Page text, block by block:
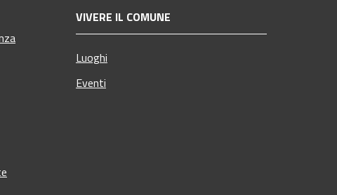
VIVERE IL COMUNE
Luoghi
Eventi